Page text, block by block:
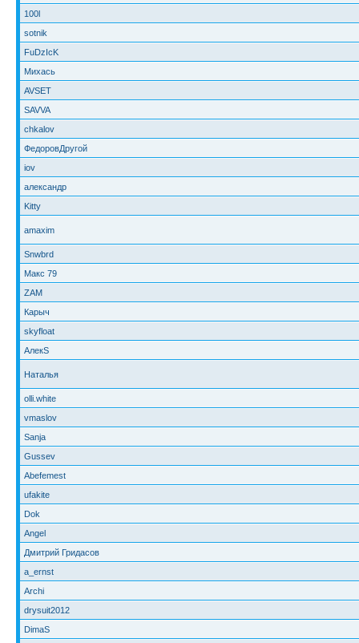
100l
sotnik
FuDzIcK
Михась
AVSET
SAVVA
chkalov
ФедоровДругой
iov
александр
Kitty
amaxim
Snwbrd
Макс 79
ZAM
Карыч
skyfloat
АлекS
Наталья
olli.white
vmaslov
Sanja
Gussev
Abefemest
ufakite
Dok
Angel
Дмитрий Гридасов
a_ernst
Archi
drysuit2012
DimaS